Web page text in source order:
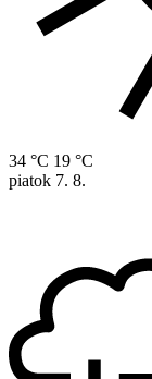
34 °C 19 °C
piatok 7. 8.